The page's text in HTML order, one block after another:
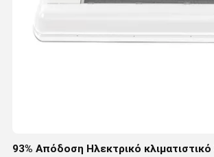
93% Απόδοση Ηλεκτρικό